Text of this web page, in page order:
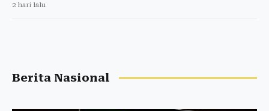
2 hari lalu
Berita Nasional